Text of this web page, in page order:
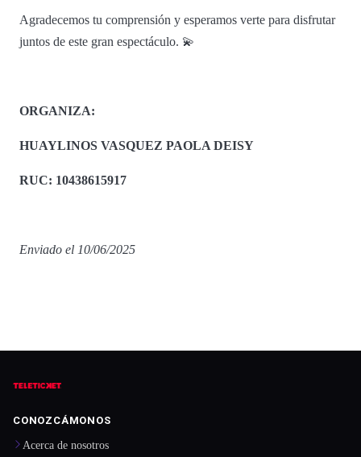
Agradecemos tu comprensión y esperamos verte para disfrutar
juntos de este gran espectáculo. 💫
ORGANIZA:
HUAYLINOS VASQUEZ PAOLA DEISY
RUC: 10438615917
Enviado el 10/06/2025
CONOZCÁMONOS
Acerca de nosotros